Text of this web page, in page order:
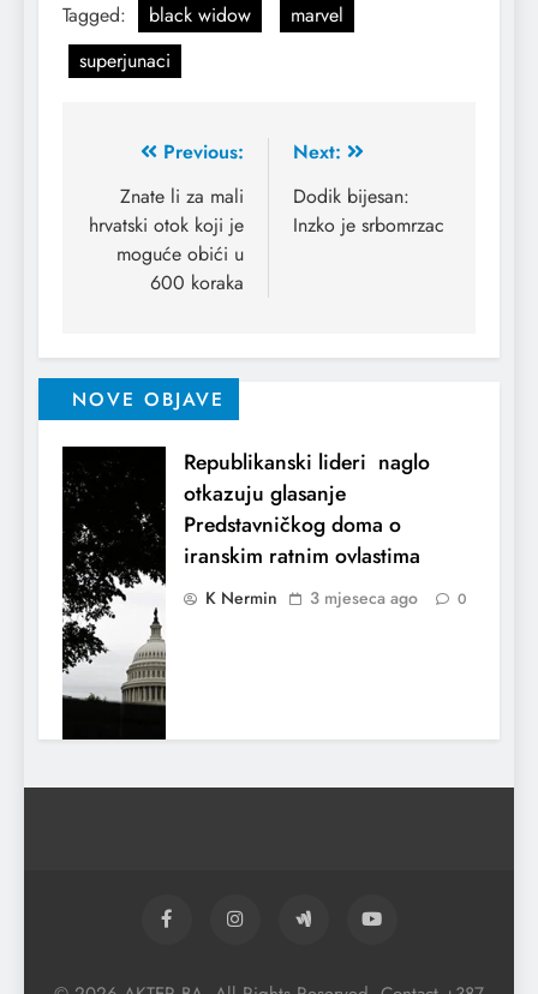
Tagged: black widow
marvel
superjunaci
Previous:
Znate li za mali
hrvatski otok koji je
moguće obići u
600 koraka
Next:
Dodik bijesan:
Inzko je srbomrzac
NOVE OBJAVE
Republikanski lideri naglo
otkazuju glasanje
Predstavničkog doma o
iranskim ratnim ovlastima
K Nermin 3 mjeseca ago 0
El Nino utiče na živote stotina miliona